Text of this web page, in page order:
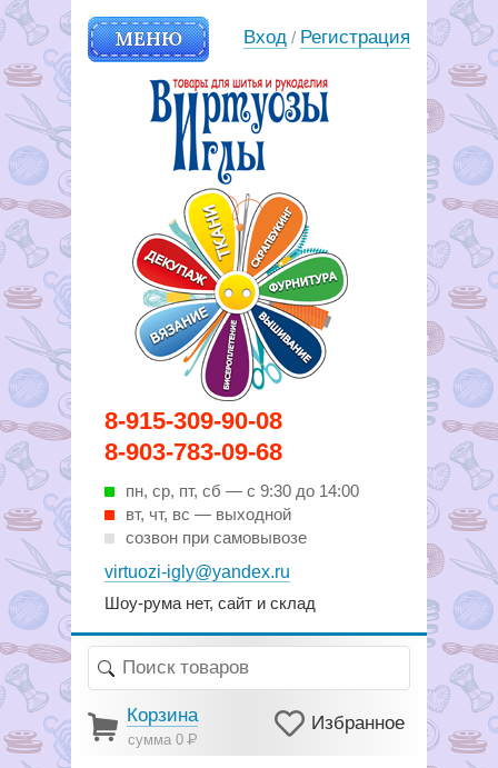
8-915-309-90-08
8-903-783-09-68
пн, ср, пт, cб — с 9:30 до 14:00
вт, чт, вс — выходной
созвон при самовывозе
virtuozi-igly@yandex.ru
Шоу-рума нет, сайт и склад
МЕНЮ
Вирутозы иглы. Товары для
шитья и рукоделья
Вход / Регистрация
Корзина
сумма 0Р
Избранное